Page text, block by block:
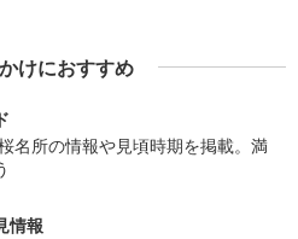
けにおすすめ
名所の情報や見頃時期を掲載。満
情報